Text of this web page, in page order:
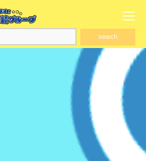
search